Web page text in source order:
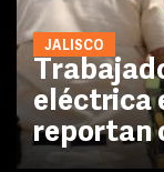
JALISCO
eléctrica
reportan